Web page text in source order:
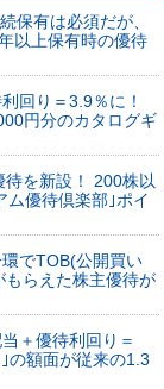
保有は必須だが、
以上保有時の優待
回り＝3.9％に！
円分のカタログギ
を新設！ 200株以
ム優待倶楽部｣ポイ
でTOB(公開買い
もらえた株主優待が
＋優待利回り＝
の額面が従来の1.3